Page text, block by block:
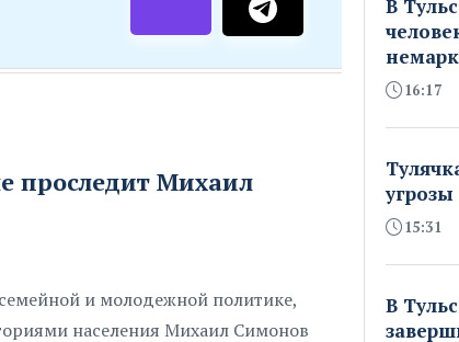
проследит Михаил
и молодежной политике,
населения Михаил Симонов
В
16:17
угрозы
15:31
В